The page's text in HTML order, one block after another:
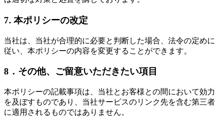
7. 本ポリシーの改定
当社は、当社が合理的に必要と判断した場合、法令の定めに
従い、本ポリシーの内容を変更することができます。
8．その他、ご留意いただきたい項目
本ポリシーの記載事項は、当社とお客様との間において効力
を及ぼすものであり、当社サービスのリンク先を含む第三者
に適用されるものではありません。